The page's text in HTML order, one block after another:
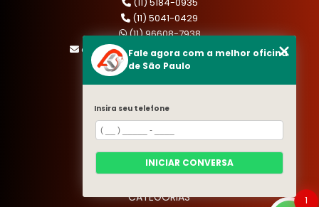
(11) 5184-0935
(11) 5041-0429
(11) 96608-7938
atendimento@akautocenter.com.br
MENU
HOME
QUEM SOMOS
SERVIÇOS
BLOG
CATEGORIAS
1
Fale agora com a melhor oficina
de São Paulo
Insira seu telefone
INICIAR CONVERSA